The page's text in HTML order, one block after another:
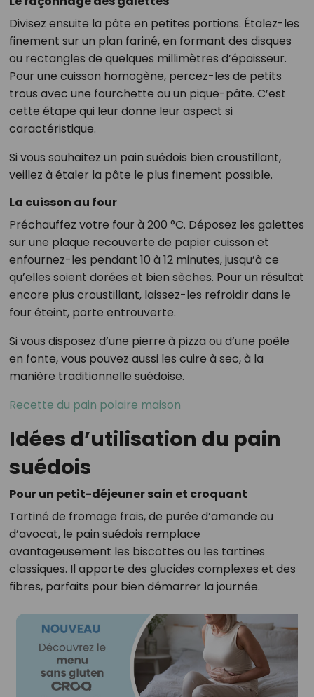
Divisez ensuite la pâte en petites portions. Étalez-les
finement sur un plan fariné, en formant des disques
ou rectangles de quelques millimètres d’épaisseur.
Pour une cuisson homogène, percez-les de petits
trous avec une fourchette ou un pique-pâte. C’est
cette étape qui leur donne leur aspect si
caractéristique.
Si vous souhaitez un pain suédois bien croustillant,
veillez à étaler la pâte le plus finement possible.
La cuisson au four
Préchauffez votre four à 200 °C. Déposez les galettes
sur une plaque recouverte de papier cuisson et
enfournez-les pendant 10 à 12 minutes, jusqu’à ce
qu’elles soient dorées et bien sèches. Pour un résultat
encore plus croustillant, laissez-les refroidir dans le
four éteint, porte entrouverte.
Si vous disposez d’une pierre à pizza ou d’une poêle
en fonte, vous pouvez aussi les cuire à sec, à la
manière traditionnelle suédoise.
Recette du pain polaire maison
Idées d’utilisation du pain
suédois
Pour un petit-déjeuner sain et croquant
Tartiné de fromage frais, de purée d’amande ou
d’avocat, le pain suédois remplace
avantageusement les biscottes ou les tartines
classiques. Il apporte des glucides complexes et des
fibres, parfaits pour bien démarrer la journée.